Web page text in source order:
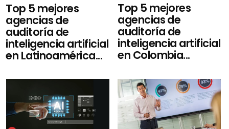
Top 5 mejores
agencias de
auditoría de
inteligencia artificial
en Latinoamérica...
Top 5 mejores
agencias de
auditoría de
inteligencia artificial
en Colombia...